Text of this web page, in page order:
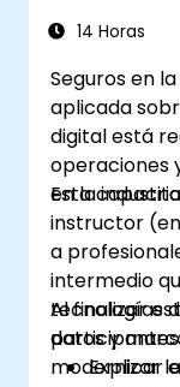
14 Horas
Seguros en
aplicada
digital está
operaciones
en la
Esta
instructor
a
intermedio
tecnologías
datos y
modernizar
Al finalizar
Explicar